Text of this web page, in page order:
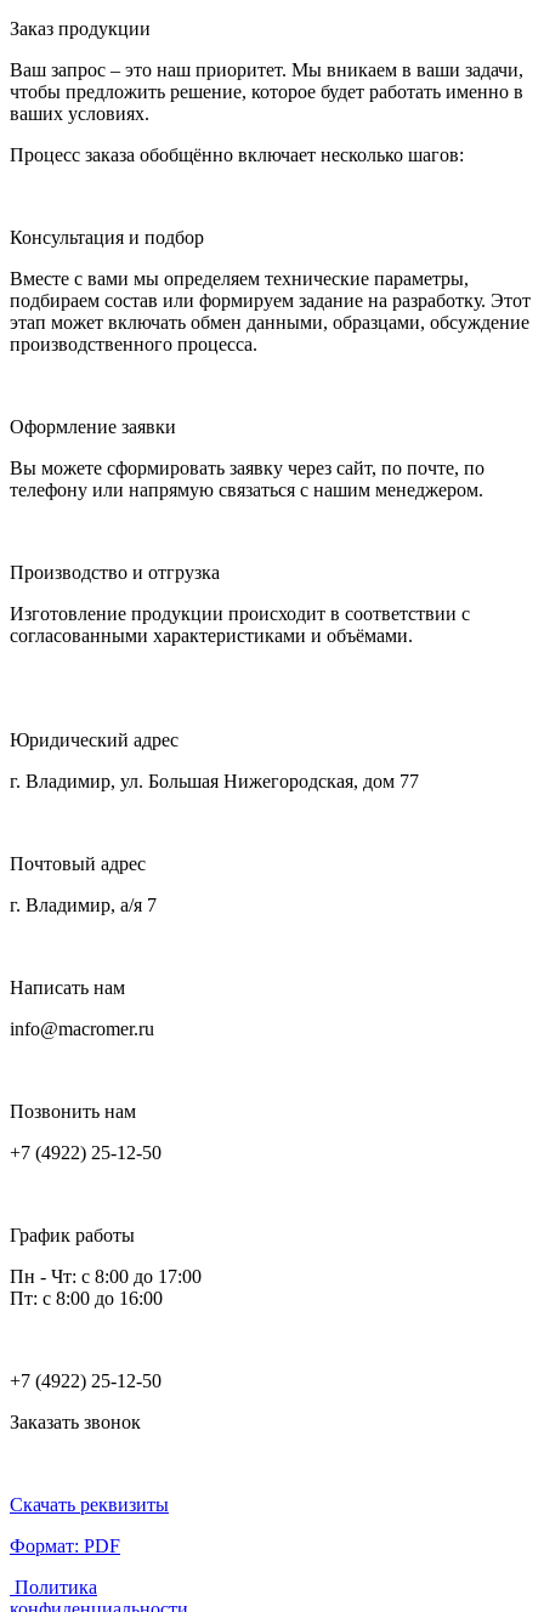
Заказ продукции
Ваш запрос – это наш приоритет. Мы вникаем в ваши задачи,
чтобы предложить решение, которое будет работать именно в
ваших условиях.
Процесс заказа обобщённо включает несколько шагов:
Консультация и подбор
Вместе с вами мы определяем технические параметры,
подбираем состав или формируем задание на разработку. Этот
этап может включать обмен данными, образцами, обсуждение
производственного процесса.
Оформление заявки
Вы можете сформировать заявку через сайт, по почте, по
телефону или напрямую связаться с нашим менеджером.
Производство и отгрузка
Изготовление продукции происходит в соответствии с
согласованными характеристиками и объёмами.
Юридический адрес
г. Владимир, ул. Большая Нижегородская, дом 77
Почтовый адрес
г. Владимир, а/я 7
Написать нам
info@macromer.ru
Позвонить нам
+7 (4922) 25-12-50
График работы
Пн - Чт: с 8:00 до 17:00
Пт: с 8:00 до 16:00
+7 (4922) 25-12-50
Заказать звонок
Скачать реквизиты
Формат: PDF
Политика